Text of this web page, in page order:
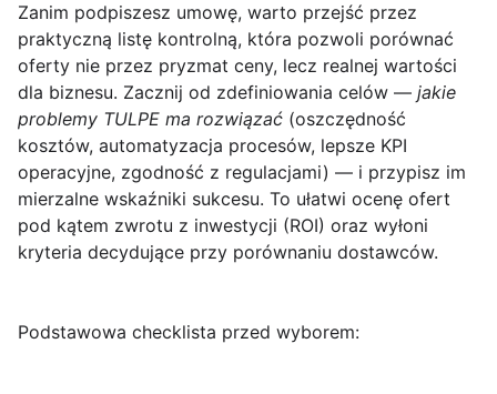
Zanim podpiszesz umowę, warto przejść przez
praktyczną listę kontrolną, która pozwoli porównać
oferty nie przez pryzmat ceny, lecz realnej wartości
dla biznesu. Zacznij od zdefiniowania celów — jakie
problemy TULPE ma rozwiązać (oszczędność
kosztów, automatyzacja procesów, lepsze KPI
operacyjne, zgodność z regulacjami) — i przypisz im
mierzalne wskaźniki sukcesu. To ułatwi ocenę ofert
pod kątem zwrotu z inwestycji (ROI) oraz wyłoni
kryteria decydujące przy porównaniu dostawców.
Podstawowa checklista przed wyborem: